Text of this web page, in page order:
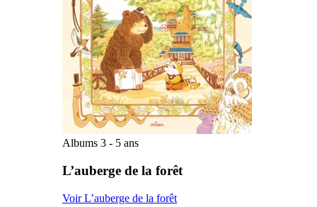
Albums 3 - 5 ans
L’auberge de la forêt
Voir L’auberge de la forêt